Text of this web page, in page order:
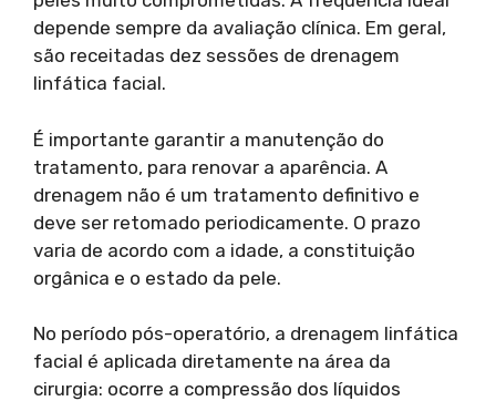
depende sempre da avaliação clínica. Em geral,
são receitadas dez sessões de drenagem
linfática facial.
É importante garantir a manutenção do
tratamento, para renovar a aparência. A
drenagem não é um tratamento definitivo e
deve ser retomado periodicamente. O prazo
varia de acordo com a idade, a constituição
orgânica e o estado da pele.
No período pós-operatório, a drenagem linfática
facial é aplicada diretamente na área da
cirurgia: ocorre a compressão dos líquidos